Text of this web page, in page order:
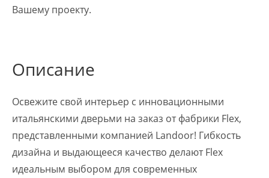
Вашему проекту.
Описание
Освежите свой интерьер с инновационными
итальянскими дверьми на заказ от фабрики Flex,
представленными компанией Landoor! Гибкость
дизайна и выдающееся качество делают Flex
идеальным выбором для современных